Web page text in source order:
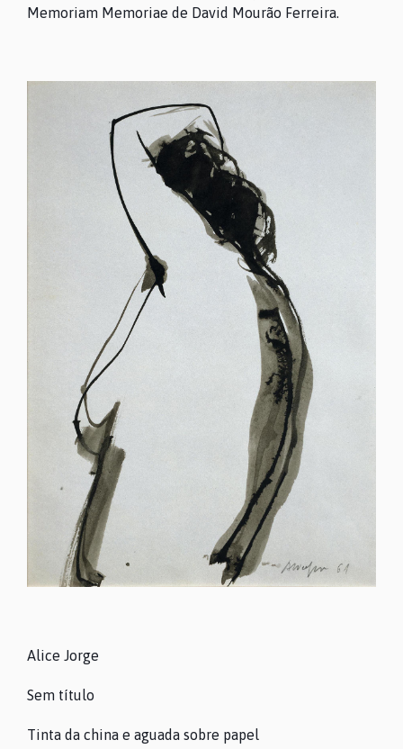
PROGRAMAÇÃO
ARQUIVO
Memoriam Memoriae de David Mourão Ferreira.
Alice Jorge
Sem título
Tinta da china e aguada sobre papel